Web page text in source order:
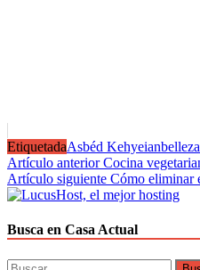
EtiquetadaAsbéd Kehyeianbelleza
Navegación
de
Artículo anterior Cocina
Artículo siguiente Cómo eliminar
Busca en Casa Actual
Buscar: